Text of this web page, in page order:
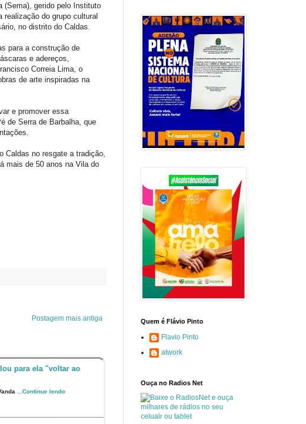
(Sema), gerido pelo Instituto
realização do grupo cultural
no distrito do Caldas.
para a construção de
e adereços,
Correia Lima, o
de arte inspiradas na
e promover essa
de Serra de Barbalha, que
Caldas no resgate a tradição,
mais de 50 anos na Vila do
Postagem mais antiga
para ela "voltar ao
...Continue lendo
Quem é Flávio Pinto
Flavio Pinto
atwork
Ouça no Radios Net